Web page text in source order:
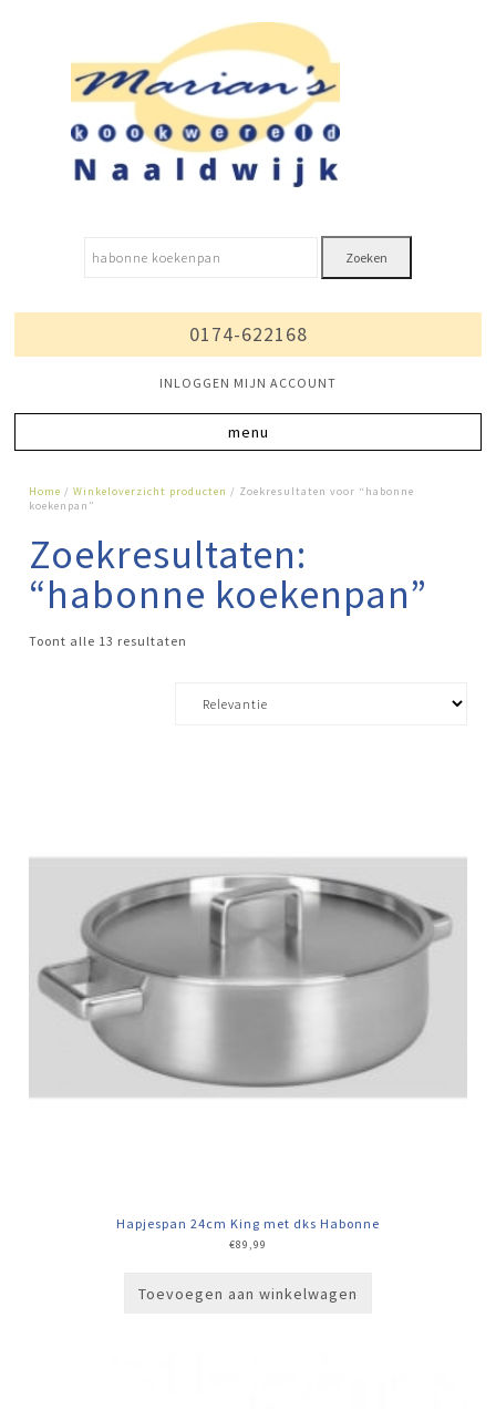
Zoeken
0174-622168
INLOGGEN MIJN ACCOUNT
Home /Winkeloverzicht producten / Zoekresultaten voor “habonne
koekenpan”
Zoekresultaten:
“habonne koekenpan”
Toont alle 13 resultaten
Hapjespan 24cm King met dks Habonne
€89,99
Toevoegen aan winkelwagen